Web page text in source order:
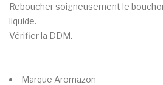
Reboucher soigneusement le
liquide.
Vérifier la DDM.
Marque Aromazon